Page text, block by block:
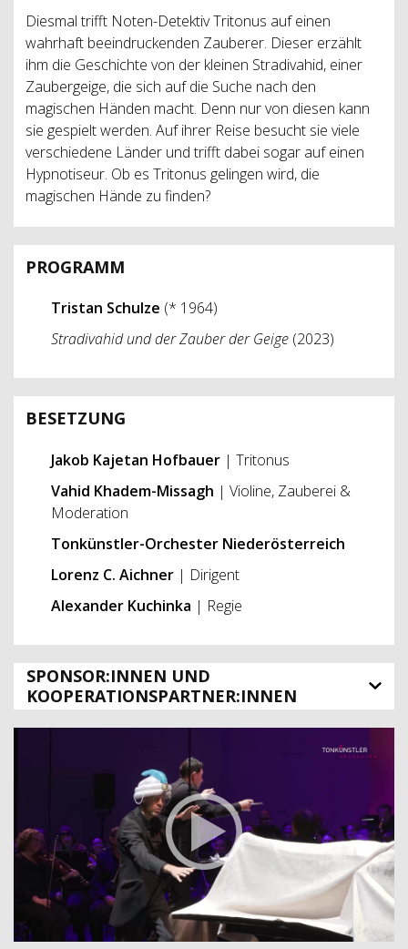
Diesmal trifft Noten-Detektiv Tritonus auf einen
wahrhaft beeindruckenden Zauberer. Dieser erzählt
ihm die Geschichte von der kleinen Stradivahid, einer
Zaubergeige, die sich auf die Suche nach den
magischen Händen macht. Denn nur von diesen kann
sie gespielt werden. Auf ihrer Reise besucht sie viele
verschiedene Länder und trifft dabei sogar auf einen
Hypnotiseur. Ob es Tritonus gelingen wird, die
magischen Hände zu finden?
PROGRAMM
Tristan Schulze (* 1964)
Stradivahid und der Zauber der Geige (2023)
BESETZUNG
Jakob Kajetan Hofbauer | Tritonus
Vahid Khadem-Missagh | Violine, Zauberei &
Moderation
Tonkünstler-Orchester Niederösterreich
Lorenz C. Aichner | Dirigent
Alexander Kuchinka | Regie
SPONSOR:INNEN UND
KOOPERATIONSPARTNER:INNEN